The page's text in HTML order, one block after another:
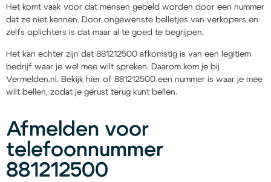
Het komt vaak voor dat mensen gebeld worden door een nummer
dat ze niet kennen. Door ongewenste belletjes van verkopers en
zelfs oplichters is dat maar al te goed te begrijpen.
Het kan echter zijn dat 881212500 afkomstig is van een legitiem
bedrijf waar je wel mee wilt spreken. Daarom kom je bij
Vermelden.nl. Bekijk hier of 881212500 een nummer is waar je mee
wilt bellen, zodat je gerust terug kunt bellen.
Afmelden voor
telefoonnummer
881212500